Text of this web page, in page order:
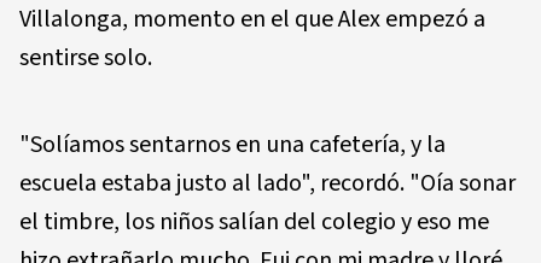
Villalonga, momento en el que Alex empezó a
sentirse solo.
"Solíamos sentarnos en una cafetería, y la
escuela estaba justo al lado", recordó. "Oía sonar
el timbre, los niños salían del colegio y eso me